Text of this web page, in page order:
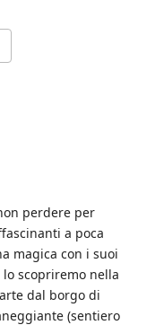
perdere per
a poca
magica con i suoi
scopriremo nella
dal borgo di
(sentiero